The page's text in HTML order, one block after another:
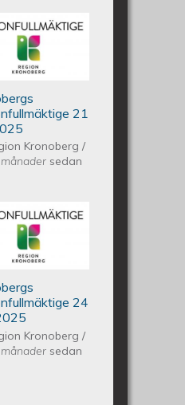
2025 17
202521
Kronoberg/
sedan
29
2025
24
Kronoberg/
sedan